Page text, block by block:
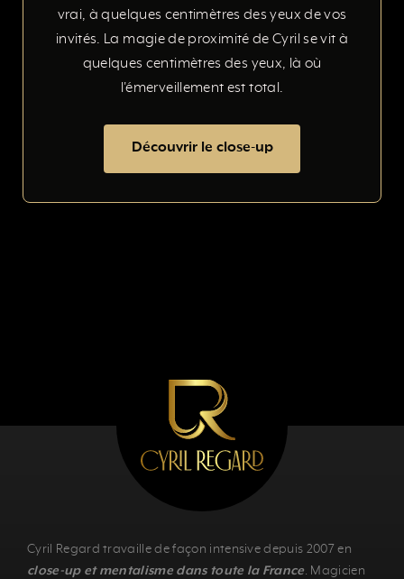
vrai, à quelques centimètres des yeux de vos
invités. La magie de proximité de Cyril se vit à
quelques centimètres des yeux, là où
l'émerveillement est total.
Découvrir le close-up
Cyril Regard travaille de façon intensive depuis 2007 en
close-up et mentalisme dans toute la France. Magicien